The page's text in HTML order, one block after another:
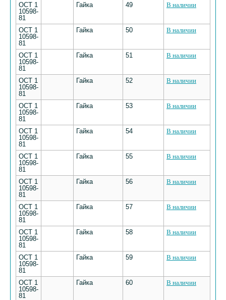
ОСТ 1
10598-
81
Гайка 49 В наличии
ОСТ 1
10598-
81
Гайка 50 В наличии
ОСТ 1
10598-
81
Гайка 51 В наличии
ОСТ 1
10598-
81
Гайка 52 В наличии
ОСТ 1
10598-
81
Гайка 53 В наличии
ОСТ 1
10598-
81
Гайка 54 В наличии
ОСТ 1
10598-
81
Гайка 55 В наличии
ОСТ 1
10598-
81
Гайка 56 В наличии
ОСТ 1
10598-
81
Гайка 57 В наличии
ОСТ 1
10598-
81
Гайка 58 В наличии
ОСТ 1
10598-
81
Гайка 59 В наличии
ОСТ 1
10598-
81
Гайка 60 В наличии